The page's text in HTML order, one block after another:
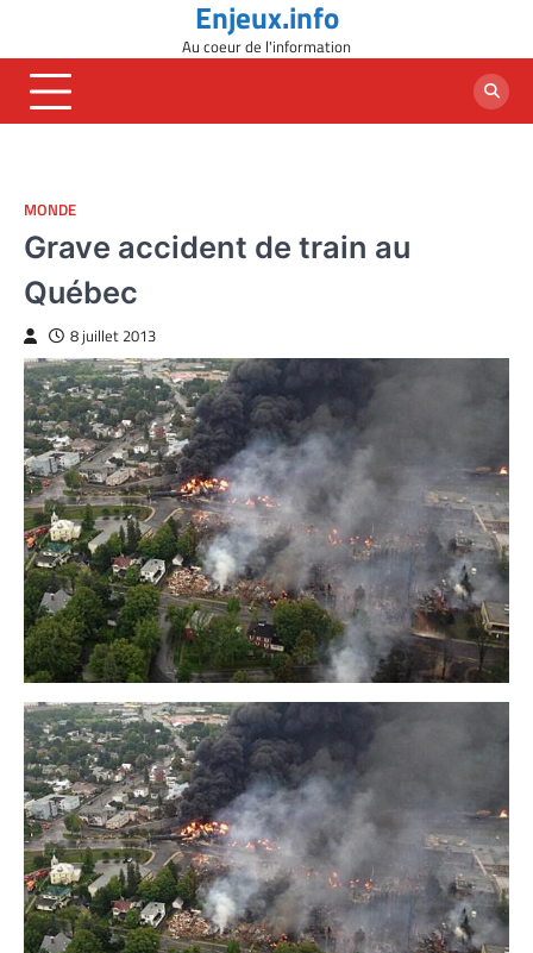
content
Enjeux.info
Au coeur de l'information
MONDE
Grave accident de train au
Québec
8 juillet 2013